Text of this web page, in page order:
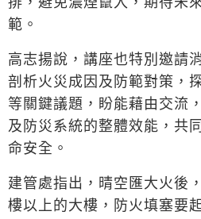
範。
高志揚說，講座也特別邀請
剖析火災成因及防範對策，
等關鍵議題，盼能藉由交流
及防災系統的整體效能，共
命安全。
建管處指出，晴空匯大火後
樓以上的大樓，防火填塞要